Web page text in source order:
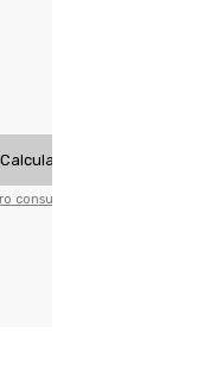
Calcular
consultar